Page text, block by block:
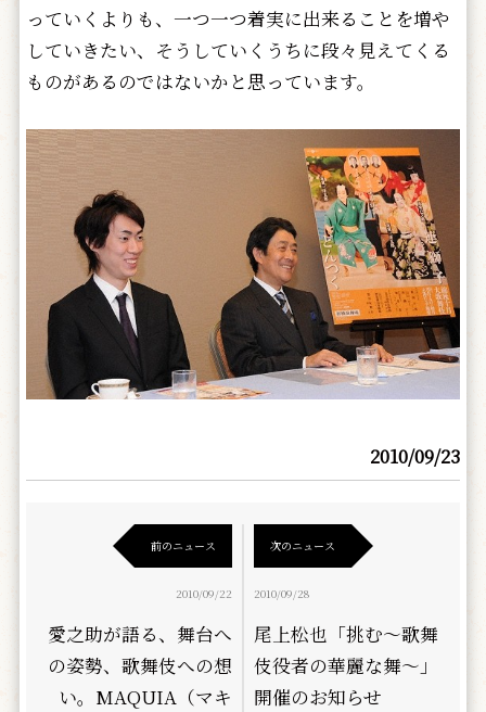
っていくよりも、一つ一つ着実に出来ることを増や
していきたい、そうしていくうちに段々見えてくる
ものがあるのではないかと思っています。
2010/09/23
前のニュース
2010/09/22
愛之助が語る、舞台へ
の姿勢、歌舞伎への想
い。MAQUIA（マキ
次のニュース
2010/09/28
尾上松也「挑む～歌舞
伎役者の華麗な舞～」
開催のお知らせ